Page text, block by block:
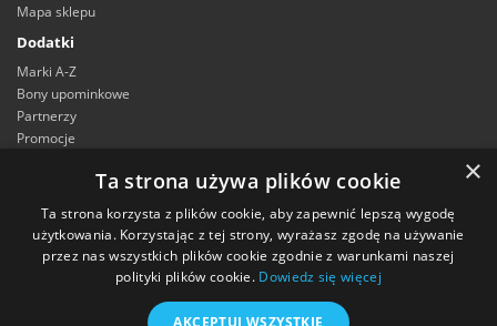
Mapa sklepu
Dodatki
Marki A-Z
Bony upominkowe
Partnerzy
Promocje
Historia zamówień
Lista życzeń
Newsletter
×
Ta strona używa plików cookie
Ta strona korzysta z plików cookie, aby zapewnić lepszą wygodę
użytkowania. Korzystając z tej strony, wyrażasz zgodę na używanie
przez nas wszystkich plików cookie zgodnie z warunkami naszej
polityki plików cookie. Dowiedz się więcej
AKCEPTUJ WSZYSTKIE